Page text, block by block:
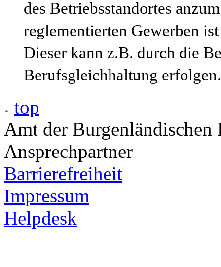
des Betriebsstandortes
reglementierten Gewerben
Dieser kann z.B. durch die
Berufsgleichhaltung erfolgen.
top
Amt der
Ansprechpartner
Barrierefreiheit
Impressum
Helpdesk